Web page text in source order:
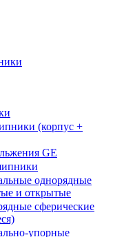
(корпус +
GE
однорядные
и открытые
сферические
упорные